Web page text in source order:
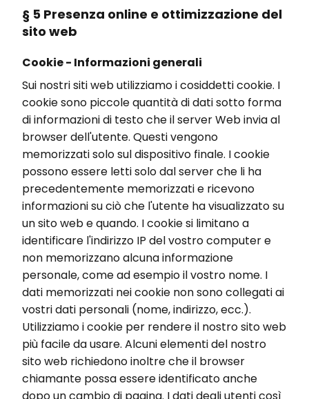
§ 5 Presenza online e ottimizzazione del
sito web
Cookie - Informazioni generali
Sui nostri siti web utilizziamo i cosiddetti cookie. I
cookie sono piccole quantità di dati sotto forma
di informazioni di testo che il server Web invia al
browser dell'utente. Questi vengono
memorizzati solo sul dispositivo finale. I cookie
possono essere letti solo dal server che li ha
precedentemente memorizzati e ricevono
informazioni su ciò che l'utente ha visualizzato su
un sito web e quando. I cookie si limitano a
identificare l'indirizzo IP del vostro computer e
non memorizzano alcuna informazione
personale, come ad esempio il vostro nome. I
dati memorizzati nei cookie non sono collegati ai
vostri dati personali (nome, indirizzo, ecc.).
Utilizziamo i cookie per rendere il nostro sito web
più facile da usare. Alcuni elementi del nostro
sito web richiedono inoltre che il browser
chiamante possa essere identificato anche